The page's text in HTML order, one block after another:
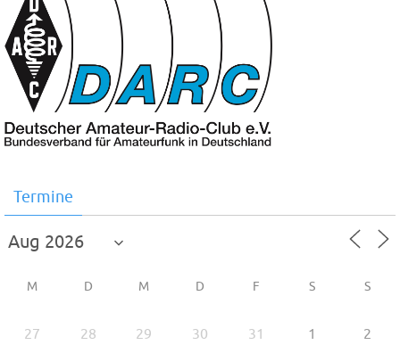
Termine
M D M D F S S
27 28 29 30 31 1 2